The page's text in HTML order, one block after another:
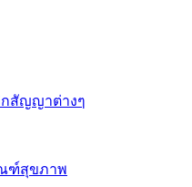
กสัญญาต่างๆ
ฑ์สุขภาพ